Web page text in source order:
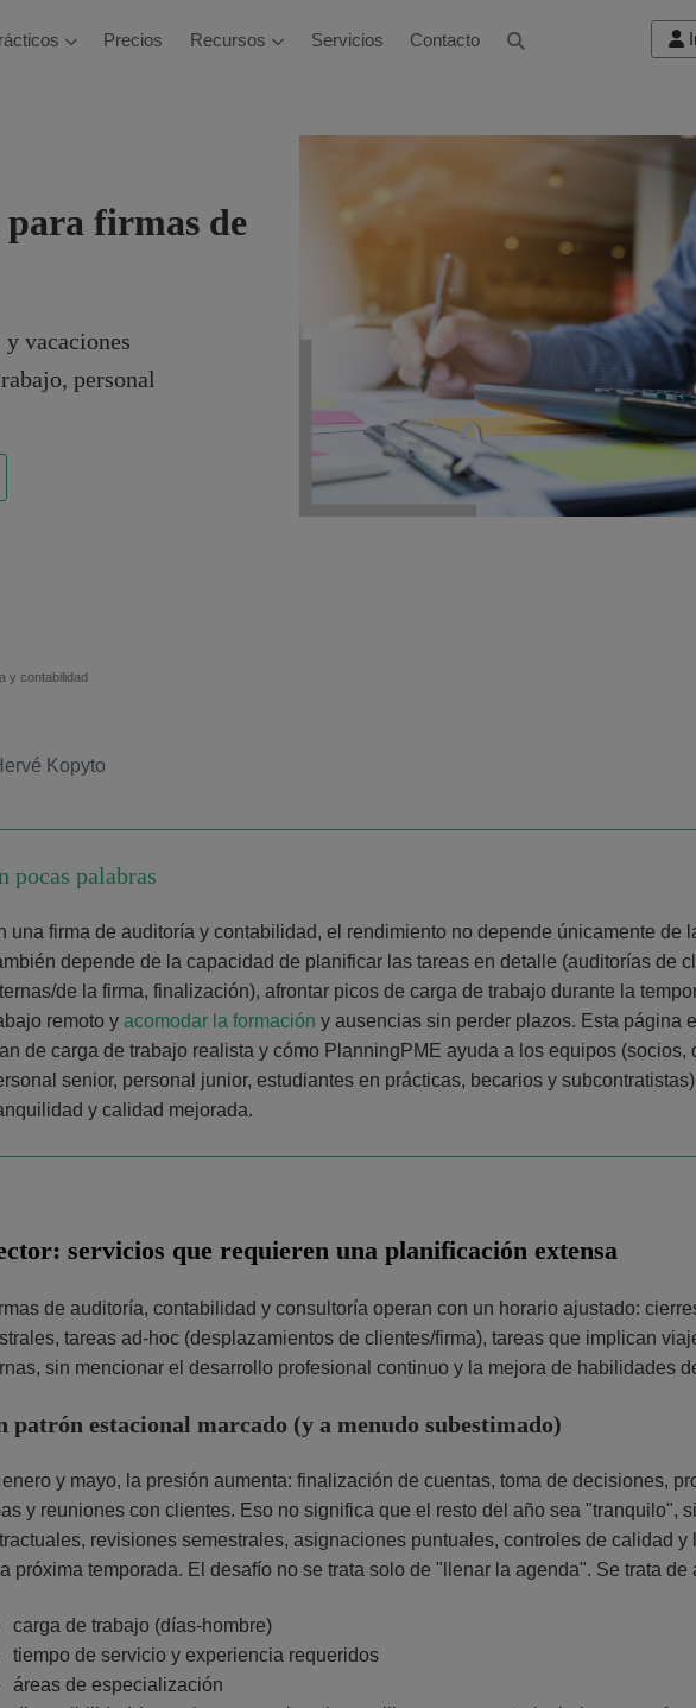
Precios Recursos Servicios Contacto
firmas de
vacaciones
personal
y contabilidad
Kopyto
pocas palabras
una firma de auditoría y contabilidad, el rendimiento no depende únicamente de
depende de la capacidad de planificar las tareas en detalle (auditorías de
de la firma, finalización), afrontar picos de carga de trabajo durante la
remoto y acomodar la formación y ausencias sin perder plazos. Esta página
de carga de trabajo realista y cómo PlanningPME ayuda a los equipos (socios,
senior, personal junior, estudiantes en prácticas, becarios y
y calidad mejorada.
servicios que requieren una planificación extensa
de auditoría, contabilidad y consultoría operan con un horario ajustado:
tareas ad-hoc (desplazamientos de clientes/firma), tareas que implican
sin mencionar el desarrollo profesional continuo y la mejora de habilidades
patrón estacional marcado (y a menudo subestimado)
enero y mayo, la presión aumenta: finalización de cuentas, toma de decisiones,
y reuniones con clientes. Eso no significa que el resto del año sea "tranquilo",
revisiones semestrales, asignaciones puntuales, controles de calidad
próxima temporada. El desafío no se trata solo de "llenar la agenda". Se trata de
carga de trabajo (días-hombre)
tiempo de servicio y experiencia requeridos
áreas de especialización